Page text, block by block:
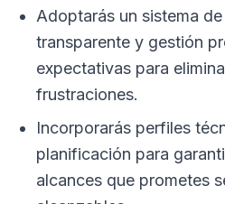
Adoptarás un sistema
transparente y gestión
expectativas para
frustraciones.
Incorporarás perfiles
planificación para
alcances que prometes